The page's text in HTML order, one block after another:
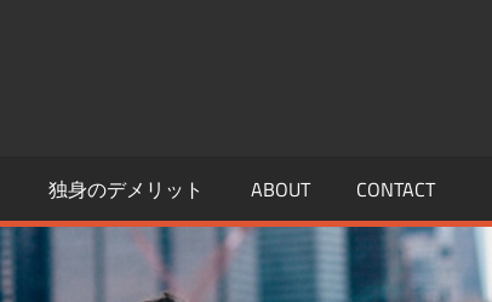
独身のデメリット ABOUT CONTACT